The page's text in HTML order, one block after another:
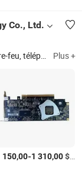
Co., Ltd.
IP, serveur Plus +
150,00-1 310,00$US